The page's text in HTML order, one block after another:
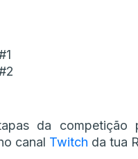
da competição
canal Twitch da tua